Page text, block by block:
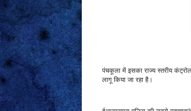
पंचकूला में इसका राज्य स्तरीय
लागू किया जा रहा है।